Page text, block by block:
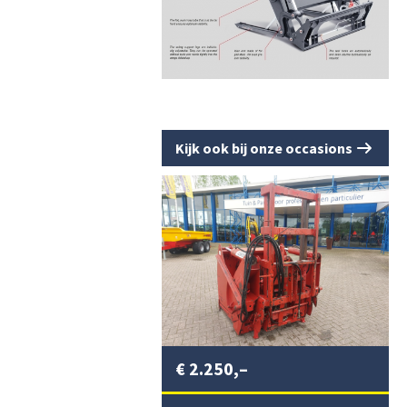
Kijk ook bij onze occasions
€ 2.250,–